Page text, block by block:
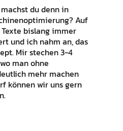
machst du denn in
Auf
bislang immer
und ich nahm an, das
Mir stechen 3-4
man ohne
mehr machen
können wir uns gern